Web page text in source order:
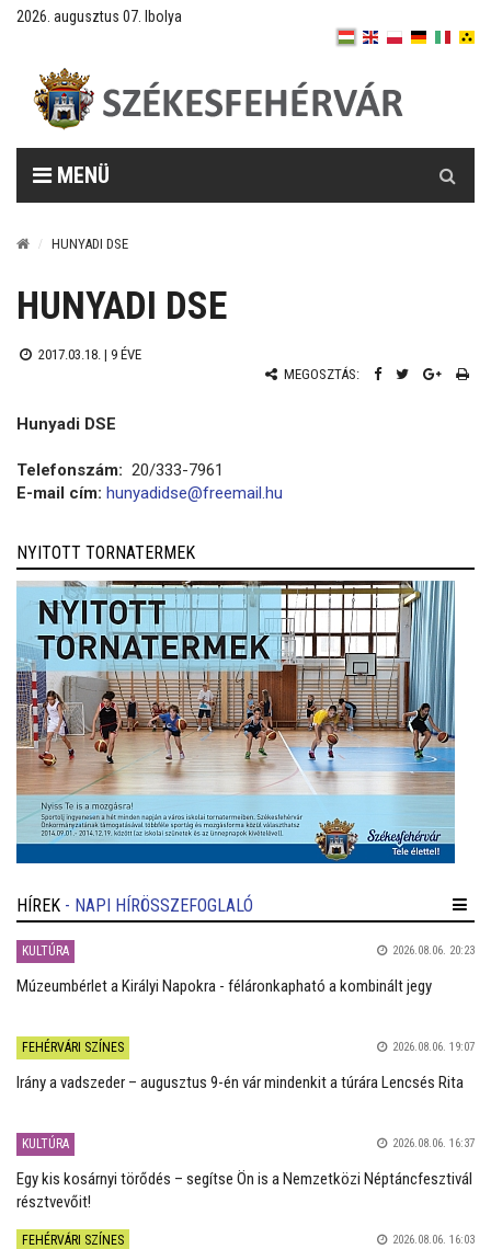
2026. augusztus 07. Ibolya
MENÜ
HUNYADI DSE
HUNYADI DSE
2017.03.18. | 9 ÉVE
MEGOSZTÁS:
Hunyadi DSE
Telefonszám: 20/333-7961
E-mail cím: hunyadidse@freemail.hu
NYITOTT TORNATERMEK
HÍREK - NAPI HÍRÖSSZEFOGLALÓ
KULTÚRA 2026.08.06. 20:23
Múzeumbérlet a Királyi Napokra - féláronkapható a kombinált jegy
FEHÉRVÁRI SZÍNES 2026.08.06. 19:07
Irány a vadszeder – augusztus 9-én vár mindenkit a túrára Lencsés Rita
KULTÚRA 2026.08.06. 16:37
Egy kis kosárnyi törődés – segítse Ön is a Nemzetközi Néptáncfesztivál
résztvevőit!
FEHÉRVÁRI SZÍNES 2026.08.06. 16:03